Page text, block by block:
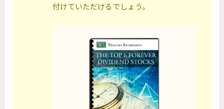
付けていただけるでしょう。